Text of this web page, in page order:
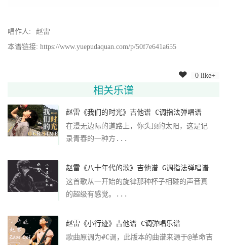
唱作人:
赵雷
本谱链接: https://www.yuepudaquan.com/p/50f7e641a655
0 like+
相关乐谱
赵雷《我们的时光》吉他谱 C调指法弹唱谱
在漫无边际的道路上，你头顶的太阳，这是记
录青春的一种方...
赵雷《八十年代的歌》吉他谱 G调指法弹唱谱
这首歌从一开始的旋律那种杯子相碰的声音真
的超级有感觉。...
赵雷《小行迹》吉他谱 C调弹唱乐谱
歌曲原调为#C调，此版本的曲谱来源于@革命吉